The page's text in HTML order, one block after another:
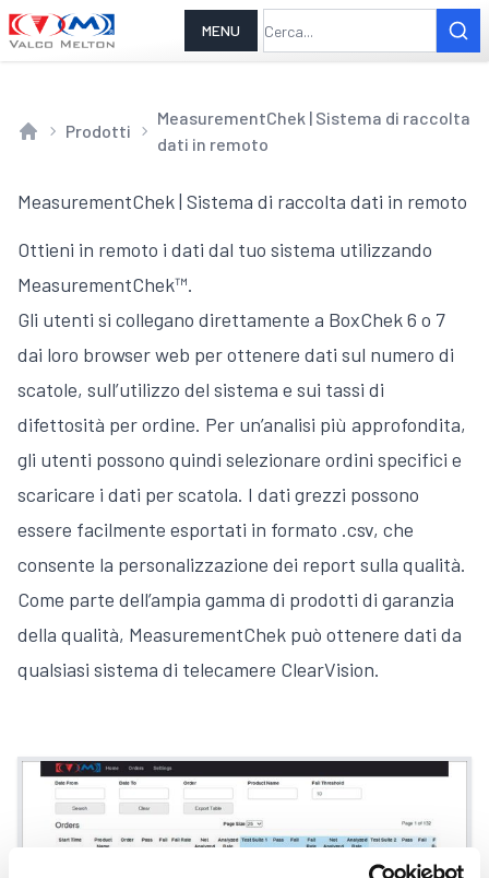
MENU
Prodotti
MeasurementChek | Sistema di raccolta
dati in remoto
MeasurementChek | Sistema di raccolta dati in remoto
Ottieni in remoto i dati dal tuo sistema utilizzando
MeasurementChek™.
Gli utenti si collegano direttamente a BoxChek 6 o 7
dai loro browser web per ottenere dati sul numero di
scatole, sull’utilizzo del sistema e sui tassi di
difettosità per ordine. Per un’analisi più approfondita,
gli utenti possono quindi selezionare ordini specifici e
scaricare i dati per scatola. I dati grezzi possono
essere facilmente esportati in formato .csv, che
consente la personalizzazione dei report sulla qualità.
Come parte dell’ampia gamma di prodotti di garanzia
della qualità, MeasurementChek può ottenere dati da
qualsiasi sistema di telecamere ClearVision.